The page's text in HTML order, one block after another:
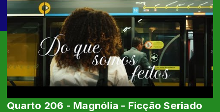
Quarto 206 - Magnólia - Ficção Seriado